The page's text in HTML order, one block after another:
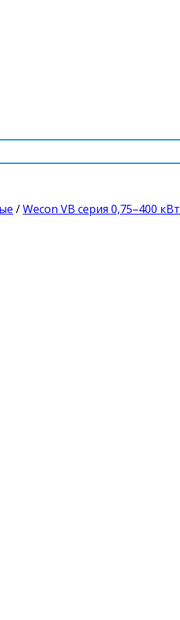
/Wecon VB серия 0,75–400 кВт